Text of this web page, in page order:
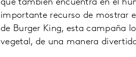
que también encuentra en el
importante recurso de mostrar
de Burger King, esta campaña
vegetal, de una manera